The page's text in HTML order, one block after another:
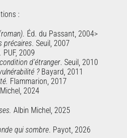
:
Éd. du Passant, 2004>
précaires. Seuil, 2007
PUF, 2009
d’étranger. Seuil, 2010
?Bayard, 2011
Flammarion, 2017
2024
Albin Michel, 2025
qui sombre. Payot, 2026